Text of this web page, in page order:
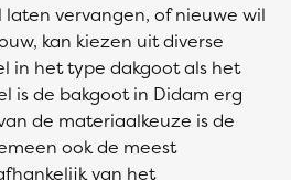
vervangen, of nieuwe wil
kan kiezen uit diverse
in het type dakgoot als het
is de bakgoot in Didam erg
de materiaalkeuze is de
ook de meest
van het